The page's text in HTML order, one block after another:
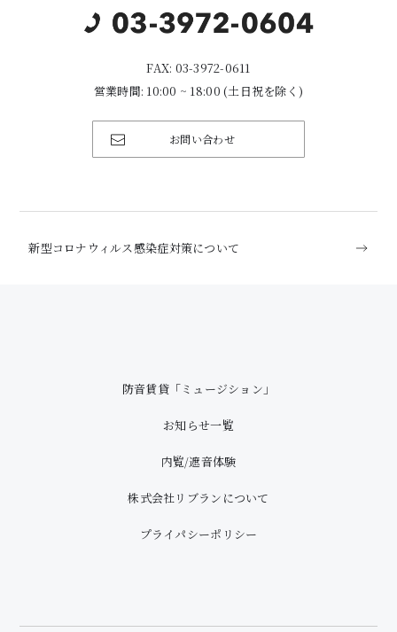
FAX: 03-3972-0611
営業時間: 10:00 ~ 18:00 (土日祝を除く)
お問い合わせ
新型コロナウィルス感染症対策について
防音賃貸「ミュージション」
お知らせ一覧
内覧/遮音体験
株式会社リブランについて
プライパシーポリシー